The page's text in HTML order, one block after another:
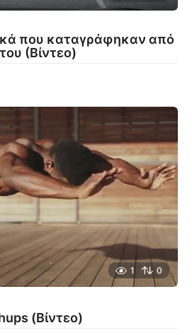
που καταγράφηκαν από
(Βίντεο)
1 0
(Βίντεο)